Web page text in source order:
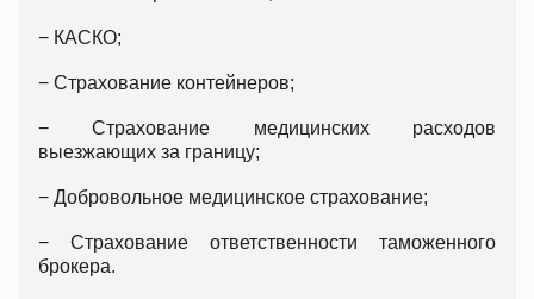
− КАСКО;
− Страхование контейнеров;
− Страхование медицинских расходов
выезжающих за границу;
− Добровольное медицинское страхование;
− Страхование ответственности таможенного
брокера.